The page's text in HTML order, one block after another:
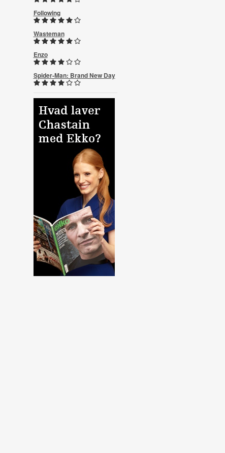
Following
Wasteman
Enzo
Spider-Man: Brand New Day